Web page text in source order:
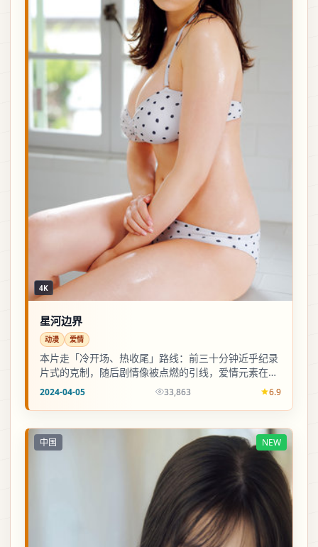
4K
星河边界
动漫 爱情
本片走「冷开场、热收尾」路线：前三十分钟近乎纪录
片式的克制，随后剧情像被点燃的引线，爱情元素在第
二幕集中爆发。
2024-04-05 33,863 6.9
中国 NEW